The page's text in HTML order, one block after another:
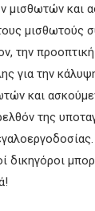
μισθωτών και
μισθωτούς
την
για την
και
της
δικηγόροι